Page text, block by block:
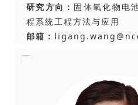
研究方向： 固体氧化物电
程系统工程方法与应用
邮箱：